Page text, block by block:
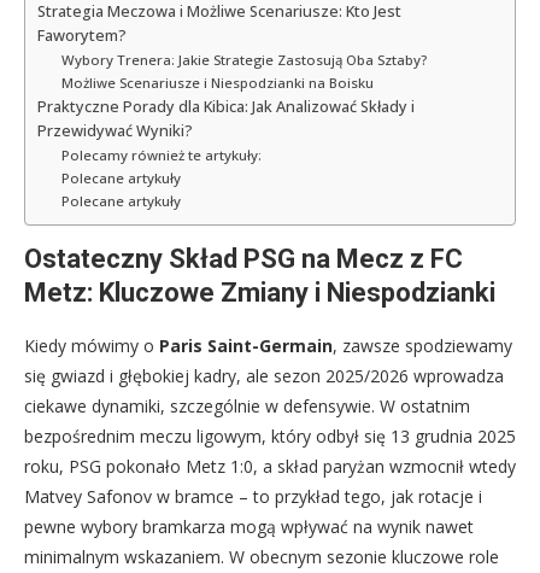
Strategia Meczowa i Możliwe Scenariusze: Kto Jest
Faworytem?
Wybory Trenera: Jakie Strategie Zastosują Oba Sztaby?
Możliwe Scenariusze i Niespodzianki na Boisku
Praktyczne Porady dla Kibica: Jak Analizować Składy i
Przewidywać Wyniki?
Polecamy również te artykuły:
Polecane artykuły
Polecane artykuły
Ostateczny Skład PSG na Mecz z FC
Metz: Kluczowe Zmiany i Niespodzianki
Kiedy mówimy o Paris Saint-Germain, zawsze spodziewamy
się gwiazd i głębokiej kadry, ale sezon 2025/2026 wprowadza
ciekawe dynamiki, szczególnie w defensywie. W ostatnim
bezpośrednim meczu ligowym, który odbył się 13 grudnia 2025
roku, PSG pokonało Metz 1:0, a skład paryżan wzmocnił wtedy
Matvey Safonov w bramce – to przykład tego, jak rotacje i
pewne wybory bramkarza mogą wpływać na wynik nawet
minimalnym wskazaniem. W obecnym sezonie kluczowe role